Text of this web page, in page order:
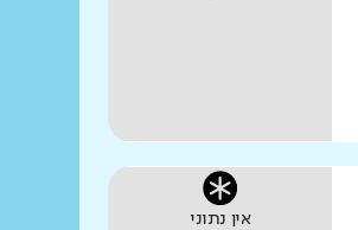
אין נתוני